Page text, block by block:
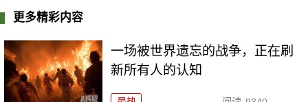
更多精彩内容
一场被世界遗忘的战争，正在刷
新所有人的认知